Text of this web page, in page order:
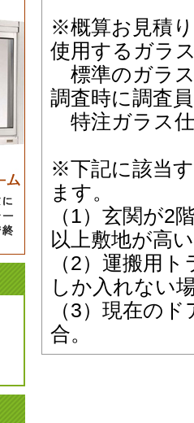
※概算お見積
使用するガラ
標準のガラ
調査時に調査
特注ガラス
※下記に該当
ます。
（1）玄関が2
以上敷地が高
（2）運搬用
しか入れない
（3）現在の
合。